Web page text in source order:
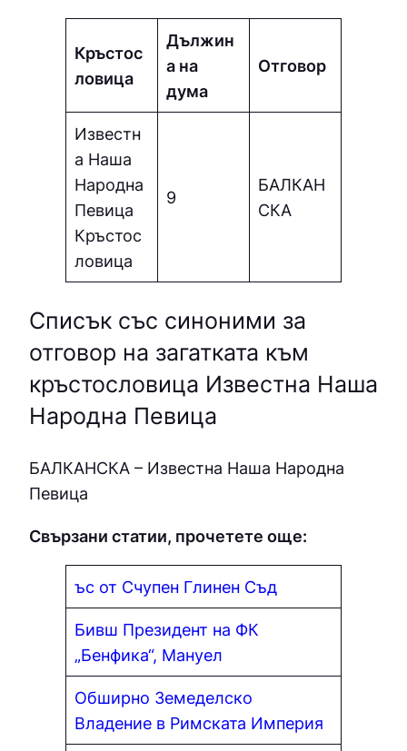
Кръстос
ловица
Дължин
а на
дума
Отговор
Известн
а Наша
Народна
Певица
Кръстос
ловица
9
БAЛКAН
CКA
Списък със синоними за
отговор на загатката към
кръстословица Известна Наша
Народна Певица
БAЛКAНCКA – Известна Наша Народна
Певица
Свързани статии, прочетете още:
ъс от Счупен Глинен Съд
Бивш Президент на ФК
„Бенфика“, Мануел
Обширно Земеделско
Владение в Римската Империя